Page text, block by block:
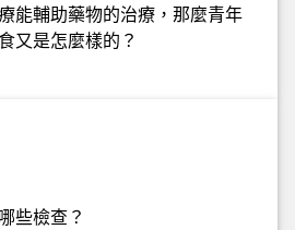
能輔助藥物的治療，那麼青年
又是怎麼樣的？
些檢查？